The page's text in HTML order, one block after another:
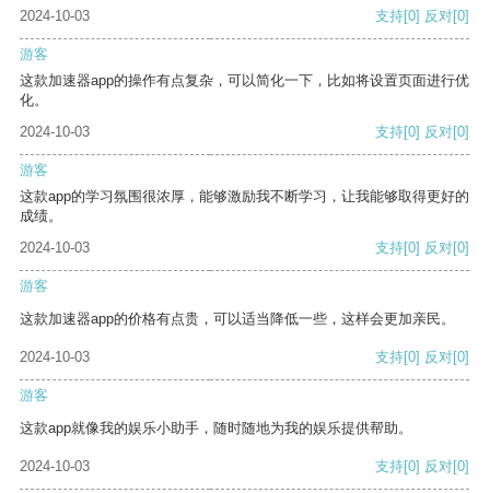
2024-10-03 支持[0] 反对[0]
游客
这款加速器app的操作有点复杂，可以简化一下，比如将设置页面进行优
化。
2024-10-03
支持[0] 反对[0]
游客
这款app的学习氛围很浓厚，能够激励我不断学习，让我能够取得更好的
成绩。
2024-10-03
支持[0] 反对[0]
游客
这款加速器app的价格有点贵，可以适当降低一些，这样会更加亲民。
2024-10-03 支持[0] 反对[0]
游客
这款app就像我的娱乐小助手，随时随地为我的娱乐提供帮助。
2024-10-03 支持[0] 反对[0]